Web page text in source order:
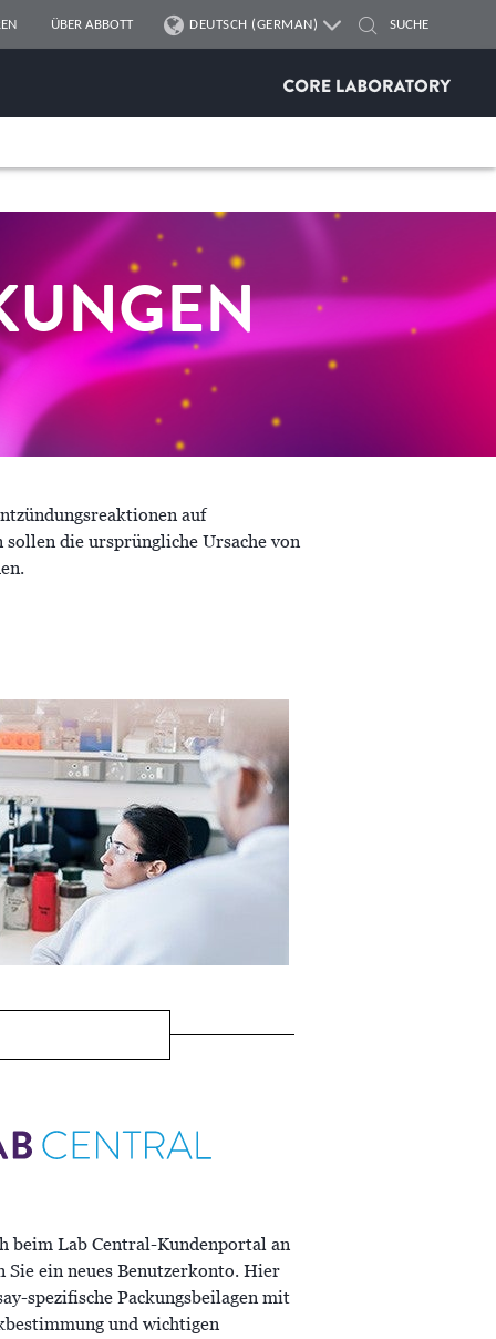
ÜBER ABBOTT DEUTSCH (GERMAN)
auf
sollen die ursprüngliche Ursache von
beim Lab Central-Kundenportal an
Sie ein neues Benutzerkonto. Hier
spezifische Packungsbeilagen mit
und wichtigen